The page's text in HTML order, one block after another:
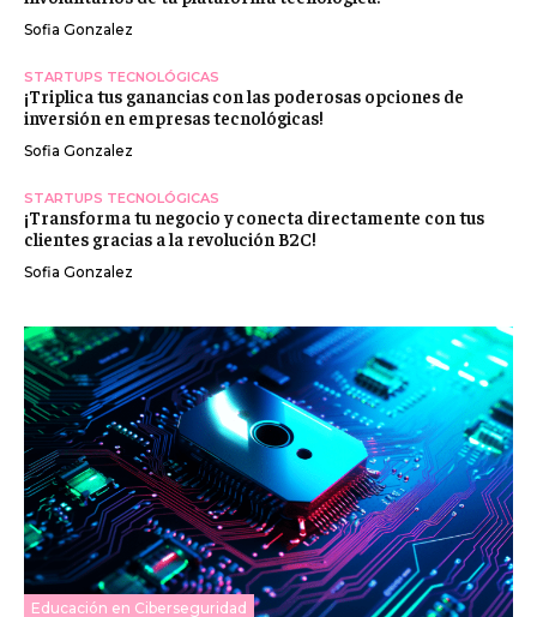
Sofia Gonzalez
STARTUPS TECNOLÓGICAS
¡Triplica tus ganancias con las poderosas opciones de
inversión en empresas tecnológicas!
Sofia Gonzalez
STARTUPS TECNOLÓGICAS
¡Transforma tu negocio y conecta directamente con tus
clientes gracias a la revolución B2C!
Sofia Gonzalez
Educación en Ciberseguridad